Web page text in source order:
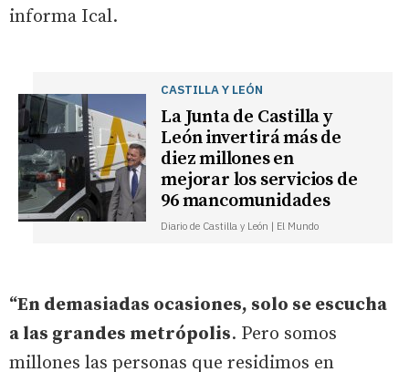
informa Ical.
CASTILLA Y LEÓN
La Junta de Castilla y
León invertirá más de
diez millones en
mejorar los servicios de
96 mancomunidades
Diario de Castilla y León | El Mundo
“En demasiadas ocasiones, solo se escucha
a las grandes metrópolis. Pero somos
millones las personas que residimos en